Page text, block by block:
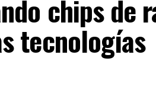
chips de
tecnologías